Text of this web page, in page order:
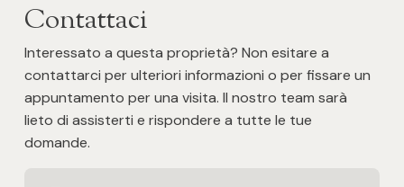
Contattaci
Interessato a questa proprietà? Non esitare a
contattarci per ulteriori informazioni o per fissare un
appuntamento per una visita. Il nostro team sarà
lieto di assisterti e rispondere a tutte le tue
domande.
Altre
opzioni
-
multiscelta